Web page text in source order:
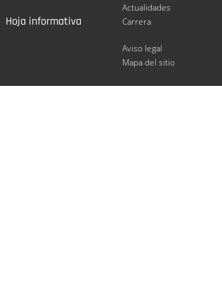
Hoja informativa
Actualidades
Carrera
Aviso legal
Mapa del sitio